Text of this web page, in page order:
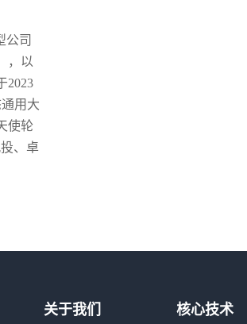
公司
，以
2023
用大
使轮
、卓
关于我们 核心技术